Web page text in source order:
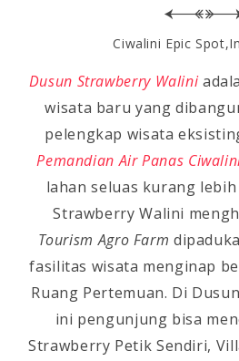
Ciwalini Epic Spot
Dusun Strawberry Walini
wisata baru yang
pelengkap wisata
Pemandian Air Panas
lahan seluas kurang
Strawberry Walini
Tourism Agro Farm
fasilitas wisata menginap
Ruang Pertemuan. Di
ini pengunjung bisa
Strawberry Petik Sendiri,